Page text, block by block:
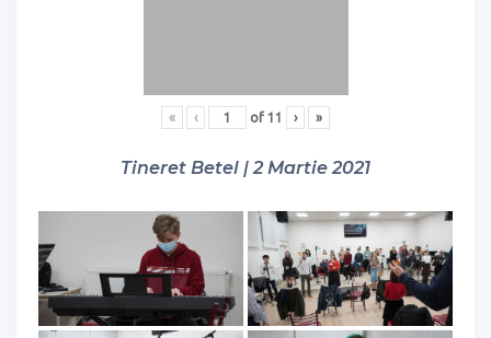
« ‹ of 11 › »
Tineret Betel | 2 Martie 2021